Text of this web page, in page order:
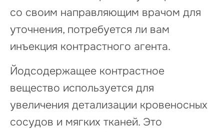
со своим направляющим врачом для
уточнения, потребуется ли вам
инъекция контрастного агента.
Йодсодержащее контрастное
вещество используется для
увеличения детализации кровеносных
сосудов и мягких тканей. Это